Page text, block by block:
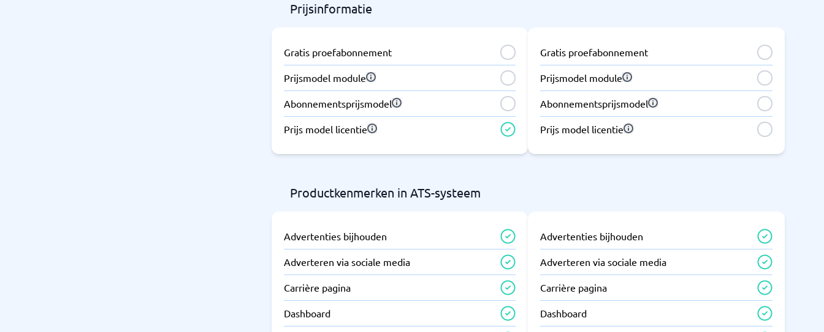
Prijsinformatie
Gratis proefabonnement
Prijsmodel module
Abonnementsprijsmodel
Prijs model licentie
Gratis proefabonnement
Prijsmodel module
Abonnementsprijsmodel
Prijs model licentie
Productkenmerken in ATS-systeem
Advertenties bijhouden
Adverteren via sociale media
Carrière pagina
Dashboard
Advertenties bijhouden
Adverteren via sociale media
Carrière pagina
Dashboard